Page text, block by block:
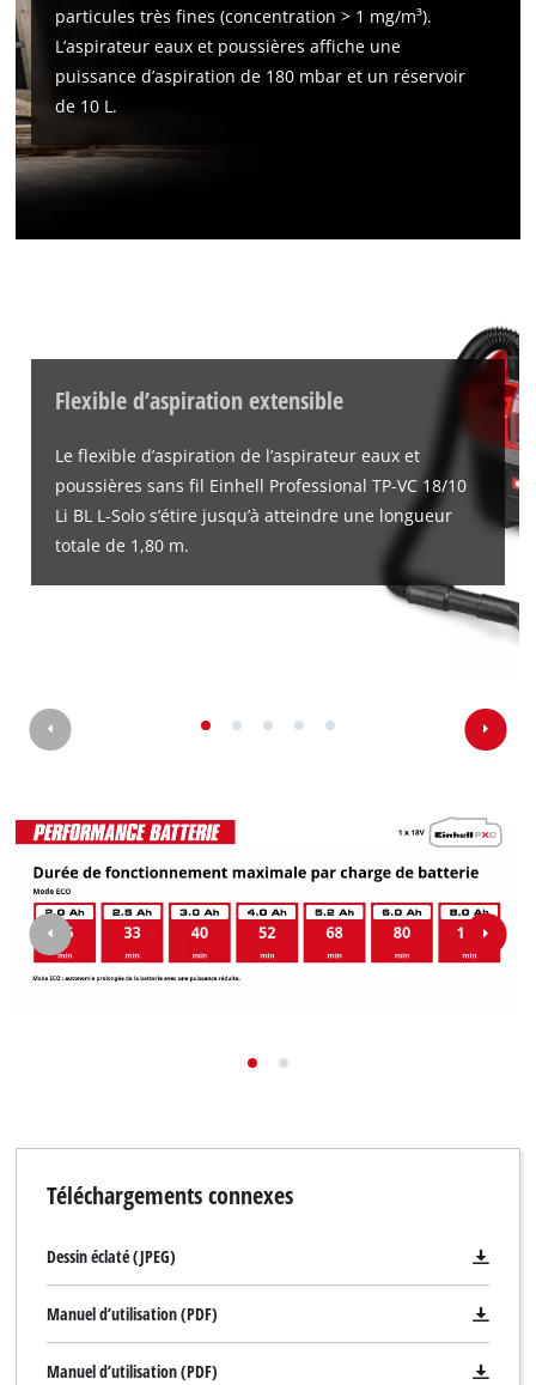
pouvoir charger Google Maps !
This content is not permitted to load due
the site with their CMP to add this content
Management Platform
particules très fines (concentration > 1 mg/m³).
L’aspirateur eaux et poussières affiche une
puissance d’aspiration de 180 mbar et un réservoir
de 10 L.
Flexible d’aspiration extensible
Le flexible d’aspiration de l’aspirateur eaux et
poussières sans fil Einhell Professional TP-VC 18/10
Li BL L-Solo s’étire jusqu’à atteindre une longueur
totale de 1,80 m.
Téléchargements connexes
Dessin éclaté (JPEG)
Manuel d’utilisation (PDF)
Manuel d’utilisation (PDF)